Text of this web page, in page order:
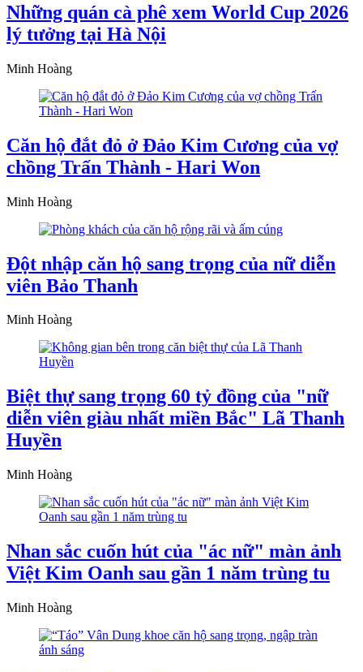
Những quán cà phê xem World Cup 2026
lý tưởng tại Hà Nội
Minh Hoàng
Căn hộ đắt đỏ ở Đảo Kim Cương của vợ
chồng Trấn Thành - Hari Won
Minh Hoàng
Đột nhập căn hộ sang trọng của nữ diễn
viên Bảo Thanh
Minh Hoàng
Biệt thự sang trọng 60 tỷ đồng của "nữ
diễn viên giàu nhất miền Bắc" Lã Thanh
Huyền
Minh Hoàng
Nhan sắc cuốn hút của "ác nữ" màn ảnh
Việt Kim Oanh sau gần 1 năm trùng tu
Minh Hoàng